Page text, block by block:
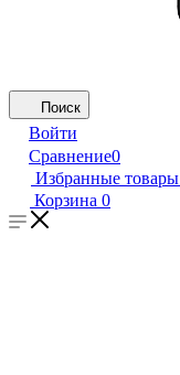
Поиск
Войти
Сравнение0
Избранные товары
Корзина 0